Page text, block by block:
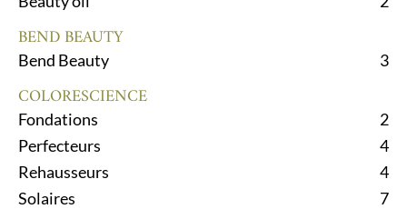
BEND BEAUTY
Bend Beauty 3
COLORESCIENCE
Fondations
2
Perfecteurs
4
Rehausseurs
4
Solaires
7